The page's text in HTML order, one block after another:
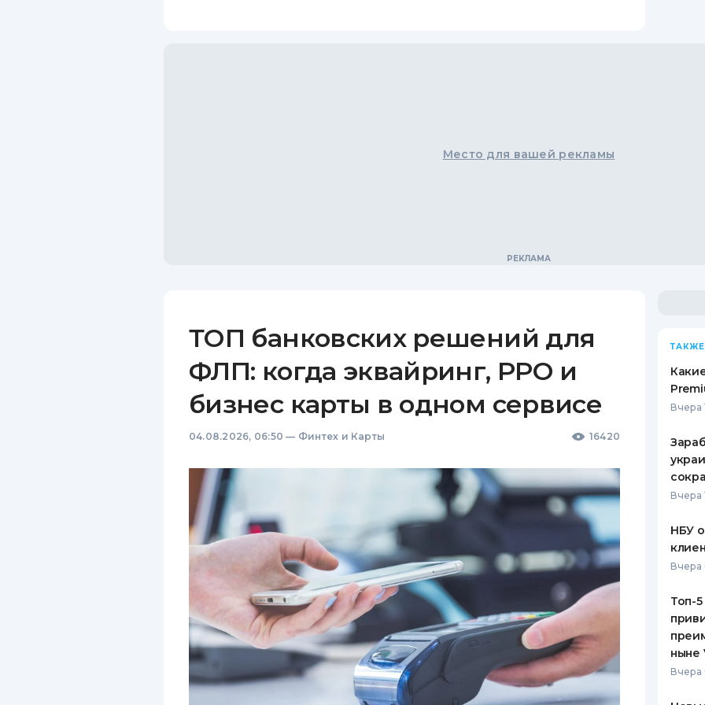
Место для вашей рекламы
ТОП банковских решений для
ФЛП: когда эквайринг, РРО и
бизнес карты в одном сервисе
04.08.2026, 06:50 — Финтех и Карты 16420
Вчера
Вчера
НБУ
Вчера
Топ-
ныне
Вчера